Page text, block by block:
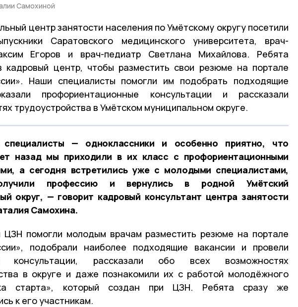
Самохиной
центр занятости населения по Умётскому округу посетили
Саратовского медицинского университета, врач-
Егоров и врач-педиатр Светлана Михайлова. Ребята
кадровый центр, чтобы разместить свои резюме на портале
Наши специалисты помогли им подобрать подходящие
профориентационные консультации и рассказали
трудоустройства в Умётском муниципальном округе.
— одноклассники и особенно приятно, что
назад мы приходили в их класс с профориентационными
а сегодня встретились уже с молодыми специалистами,
профессию и вернулись в родной Умётский
округ, — говорит кадровый консультант центра занятости
Самохина.
ЦЗН помогли молодым врачам разместить резюме на портале
подобрали наиболее подходящие вакансии и провели
консультации, рассказали обо всех возможностях
в округе и даже познакомили их с работой молодёжного
старта», который создан при ЦЗН. Ребята сразу же
к его участникам.